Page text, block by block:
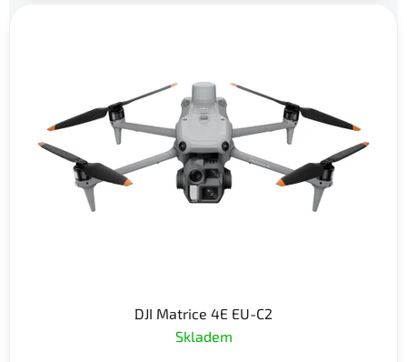
DJI Matrice 4E EU-C2
Skladem